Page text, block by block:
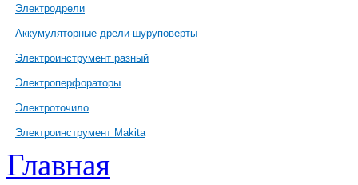
Электродрели
Аккумуляторные дрели-шуруповерты
Электроинструмент разный
Электроперфораторы
Электроточило
Электроинструмент Makita
Главная